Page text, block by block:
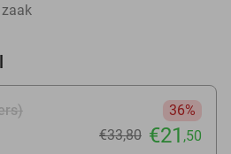
36%
€33,80 €21 ,50